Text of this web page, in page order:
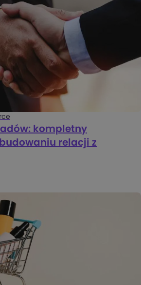
kompletny
relacji z